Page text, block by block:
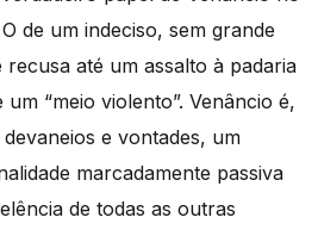
de um indeciso, sem grande
até um assalto à padaria
“meio violento”. Venâncio é,
e vontades, um
marcadamente passiva
de todas as outras